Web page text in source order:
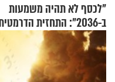
"לכסף לא תהיה משמעות
ב-2036": התחזית
של אילון מאסק על עתיד
הכלכלה